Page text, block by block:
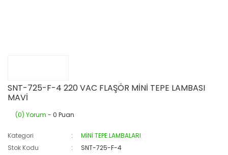
SNT-725-F-4 220 VAC FLAŞÖR MİNİ TEPE LAMBASI
MAVİ
(0) Yorum - 0 Puan
Kategori
MİNİ TEPE LAMBALARI
Stok Kodu
SNT-725-F-4